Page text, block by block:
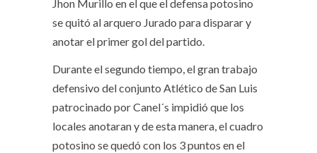
Jhon Murillo en el que el defensa potosino
se quitó al arquero Jurado para disparar y
anotar el primer gol del partido.
Durante el segundo tiempo, el gran trabajo
defensivo del conjunto Atlético de San Luis
patrocinado por Canel´s impidió que los
locales anotaran y de esta manera, el cuadro
potosino se quedó con los 3 puntos en el